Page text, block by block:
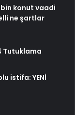
bin konut vaadi
ne şartlar
Tutuklama
istifa: YENİ